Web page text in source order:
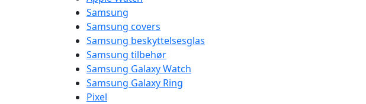
Samsung
Samsung covers
Samsung beskyttelsesglas
Samsung tilbehør
Samsung Galaxy Watch
Samsung Galaxy Ring
Pixel